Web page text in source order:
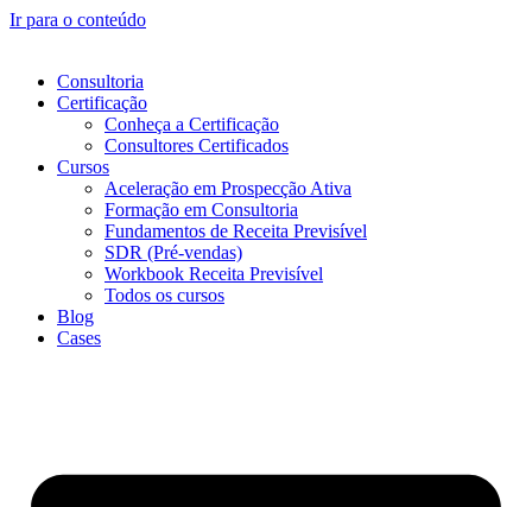
Ir para o conteúdo
Consultoria
Certificação
Conheça a Certificação
Consultores Certificados
Cursos
Aceleração em Prospecção Ativa
Formação em Consultoria
Fundamentos de Receita Previsível
SDR (Pré-vendas)
Workbook Receita Previsível
Todos os cursos
Blog
Cases